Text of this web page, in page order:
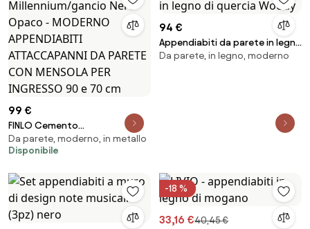
99 €
FINLO Cemento
Millennium/gancio Nero Opaco
- MODERNO APPENDIABITI
MENSOLA PER INGRESSO 90 e 70
cm
Da parete, moderno, in metallo
Disponibile
94 €
Appendiabiti da parete in legno
di quercia Woody
Da parete, in legno, moderno
-18 %
33,16 €40,45 €